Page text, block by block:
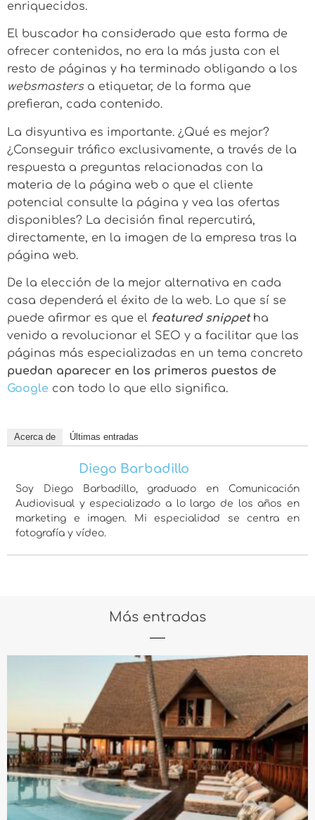
enriquecidos.
El buscador ha considerado que esta forma de
ofrecer contenidos, no era la más justa con el
resto de páginas y ha terminado obligando a los
websmasters a etiquetar, de la forma que
prefieran, cada contenido.
La disyuntiva es importante. ¿Qué es mejor?
¿Conseguir tráfico exclusivamente, a través de la
respuesta a preguntas relacionadas con la
materia de la página web o que el cliente
potencial consulte la página y vea las ofertas
disponibles? La decisión final repercutirá,
directamente, en la imagen de la empresa tras la
página web.
De la elección de la mejor alternativa en cada
casa dependerá el éxito de la web. Lo que sí se
puede afirmar es que el featured snippet ha
venido a revolucionar el SEO y a facilitar que las
páginas más especializadas en un tema concreto
puedan aparecer en los primeros puestos de
Google con todo lo que ello significa.
Acerca de Últimas entradas
Diego Barbadillo
Soy Diego Barbadillo, graduado en Comunicación
Audiovisual y especializado a lo largo de los años en
marketing e imagen. Mi especialidad se centra en
fotografía y vídeo.
Más entradas